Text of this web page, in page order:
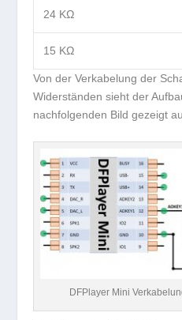
24 KΩ
15 KΩ
Von der Verkabelung der
Widerständen sieht der
nachfolgenden Bild gezeigt
DFPlayer Mini